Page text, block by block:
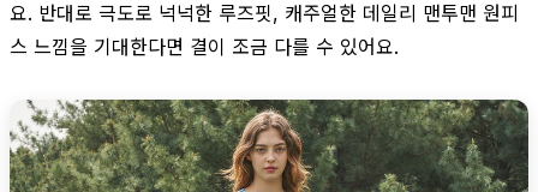
요. 반대로 극도로 넉넉한 루즈핏, 캐주얼한 데일리 맨투맨 원피
스 느낌을 기대한다면 결이 조금 다를 수 있어요.